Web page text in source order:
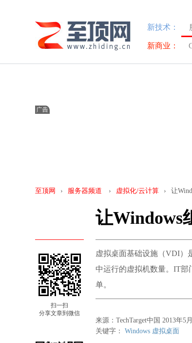
新技术：
新商业：
至顶网 › 服务器频道 › 虚拟化/云计算 › 让
让Windows
扫一扫
分享文章到微信
虚拟桌面基础设施（VDI）
中运行的虚拟机数量。IT
单。
来源：TechTarget中国 2013年5
关键字： Windows 虚拟桌面